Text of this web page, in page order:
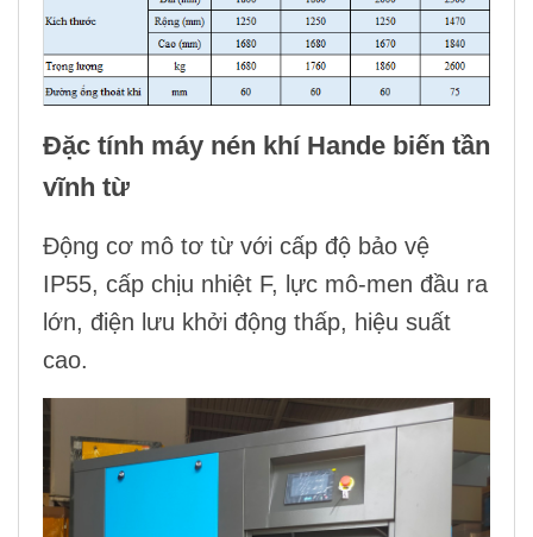
Đặc tính máy nén khí Hande biến tần
vĩnh từ
Động cơ mô tơ từ với cấp độ bảo vệ
IP55, cấp chịu nhiệt F, lực mô-men đầu ra
lớn, điện lưu khởi động thấp, hiệu suất
cao.